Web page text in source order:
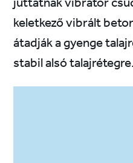
keletkező vibrált
átadják a gyenge
stabil alsó talajrétegre.